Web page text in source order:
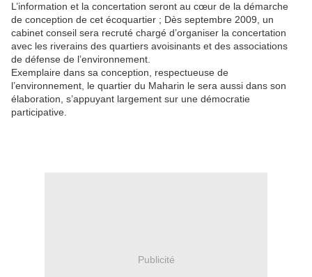
L’information et la concertation seront au cœur de la démarche
de conception de cet écoquartier ; Dès septembre 2009, un
cabinet conseil sera recruté chargé d’organiser la concertation
avec les riverains des quartiers avoisinants et des associations
de défense de l’environnement.
Exemplaire dans sa conception, respectueuse de
l’environnement, le quartier du Maharin le sera aussi dans son
élaboration, s’appuyant largement sur une démocratie
participative.
Publicité